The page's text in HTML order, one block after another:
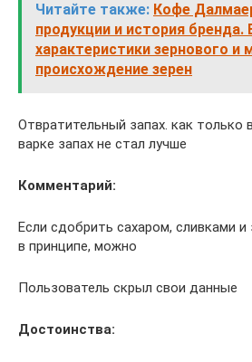
Читайте также: Кофе
продукции и история бренда.
характеристики зернового и
происхождение зерен
Отвратительный запах. как только
варке запах не стал лучше
Комментарий:
Если сдобрить сахаром, сливками
в принципе, можно
Пользователь скрыл свои данные
Достоинства: